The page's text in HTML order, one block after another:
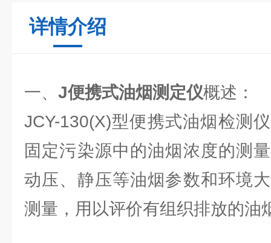
详情介绍
一、 J便携式油烟测定仪概述：
JCY-130(X)型便携式油烟检测
固定污染源中的油烟浓度的测
动压、静压等油烟参数和环境
测量，用以评价有组织排放的油